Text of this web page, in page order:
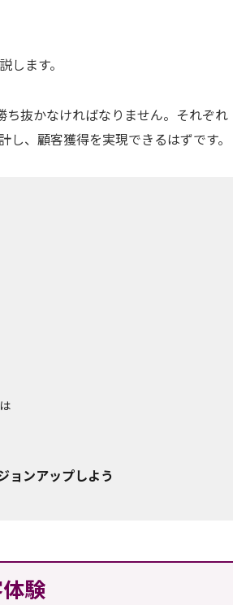
ます。
抜かなければなりません。それぞれ
、顧客獲得を実現できるはずです。
ョンアップしよう
験